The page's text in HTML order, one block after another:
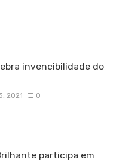
invencibilidade do
2021 0
participa em